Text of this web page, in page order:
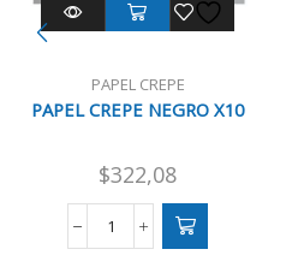
PAPEL CREPE
PAPEL CREPE NEGRO X10
$322,08
PAPEL